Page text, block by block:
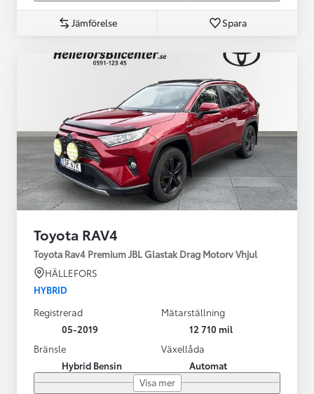
Jämförelse Spara
Toyota RAV4
Toyota Rav4 Premium JBL Glastak Drag Motorv Vhjul
HÄLLEFORS
HYBRID
Registrerad
05-2019
Mätarställning
12 710 mil
Bränsle
Hybrid Bensin
Växellåda
Automat
Visa mer